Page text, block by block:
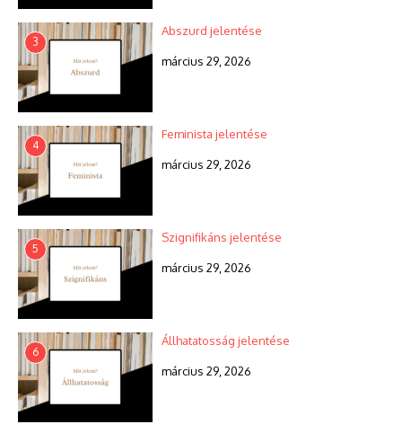
3
Abszurd jelentése
március 29, 2026
4
Feminista jelentése
március 29, 2026
5
Szignifikáns jelentése
március 29, 2026
6
Állhatatosság jelentése
március 29, 2026